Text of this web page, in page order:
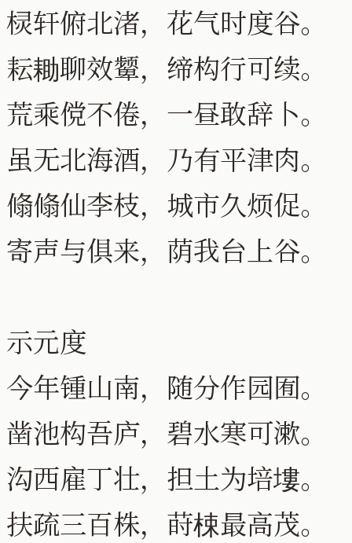
棂轩俯北渚，花气时度谷。
耘耡聊效颦，缔构行可续。
荒乘傥不倦，一昼敢辞卜。
虽无北海酒，乃有平津肉。
翛翛仙李枝，城市久烦促。
寄声与俱来，荫我台上谷。
示元度
今年锺山南，随分作园囿。
凿池构吾庐，碧水寒可漱。
沟西雇丁壮，担土为培塿。
扶疏三百株，莳梀最高茂。